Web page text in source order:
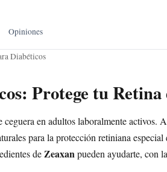
Opiniones
Diabéticos
Protege tu
en adultos laboralmente activos.
para la protección retiniana especial
deZeaxanpueden ayudarte, con